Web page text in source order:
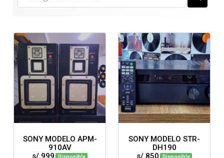
SONY MODELO APM-
910AV
s/.999
SONY MODELO STR-
DH190
s/.850